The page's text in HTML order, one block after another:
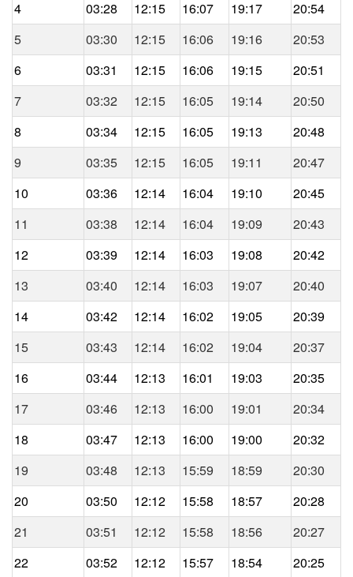
4
03:28 12:15 16:07 19:17
20:54
5
03:30 12:15 16:06 19:16
20:53
6
03:31 12:15 16:06 19:15
20:51
7
03:32 12:15 16:05 19:14
20:50
8
03:34 12:15 16:05 19:13
20:48
9
03:35 12:15 16:05 19:11
20:47
10
03:36 12:14 16:04 19:10
20:45
11
03:38 12:14 16:04 19:09
20:43
12
03:39 12:14 16:03 19:08
20:42
13
03:40 12:14 16:03 19:07
20:40
14
03:42 12:14 16:02 19:05
20:39
15
03:43 12:14 16:02 19:04
20:37
16
03:44 12:13 16:01 19:03
20:35
17
03:46 12:13 16:00 19:01
20:34
18
03:47 12:13 16:00 19:00
20:32
19
03:48 12:13 15:59 18:59
20:30
20
03:50 12:12 15:58 18:57
20:28
21
03:51 12:12 15:58 18:56
20:27
22
03:52 12:12 15:57 18:54 20:25